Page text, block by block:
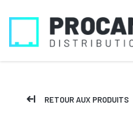
RETOUR AUX PRODUITS